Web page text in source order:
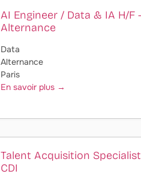
AI Engineer / Data & IA H/F
Alternance
Data
Alternance
Paris
En savoir plus
Talent Acquisition
CDI